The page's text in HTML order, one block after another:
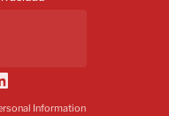
Information